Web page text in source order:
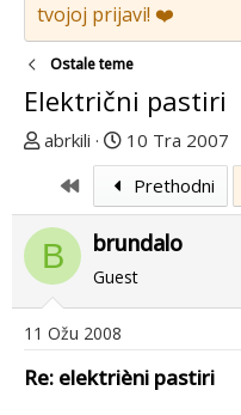
tvojoj prijavi! ❤️
Ostale teme
Električni pastiri
T
u
p
o
r
e
n
abrkili
D
a
u
m
p
o
g
10 Tra 2007
First
Prethodni
B brundalo
Guest
11 Ožu 2008
Re: elektrièni pastiri